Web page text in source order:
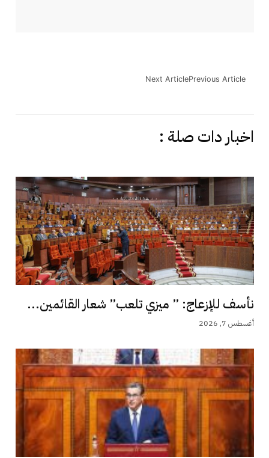
Previous Article
Next Article
اخبار دات صلة :
نأسف للإزعاج: ” ميزي تلعب” شعار القائمين...
أغسطس 7, 2026